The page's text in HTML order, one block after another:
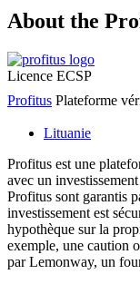
About the
Licence ECSP
Profitus Plateforme
Lituanie
Profitus est une
avec un
Profitus sont garantis
investissement est
hypothèque sur la
exemple, une caution
par Lemonway, un